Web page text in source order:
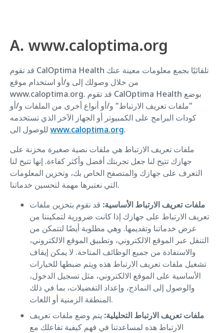
A. www.caloptima.org
قد تقوم CalOptima Health تلقائيًا بجمع معلومات معينة عنك
من خلال وصولك إلى و/أو استخدام موقع
www.caloptima.org. قد تقوم CalOptima Health بوضع
"ملفات تعريف الارتباط" و/أو أنواع أخرى من الملفات و/أو
كودات البرامج على الكمبيوتر أو الجهاز الآخر الذي تستخدمه
www.caloptima.org.
ملفات تعريف الارتباط هي ملفات نصية صغيرة مخزنة على
جهازك تتيح لنا جعل تجربتك أفضل وأكثر كفاءة. إنها تتيح لنا
التعرف على جهازك والمتصفح الخاص بك، وتخزين المعلومات
التي نعتبرها مهمة لتحسين خدماتنا.
ملفات تعريف الارتباط الأساسية: قد نقوم بتخزين ملفات
تعريف الارتباط على جهازك إذا كانت ضرورية لتمكيننا من
عرض خدماتنا وتقديمها. وهي مطلوبة أيضًا لتتمكن من
التنقل عبر الموقع الالكتروني، وتطبيق الموقع الالكتروني،
والاستفادة من جميع الوظائف المتاحة. لا يمكن إيقاف
تشغيل ملفات تعريف الارتباط هذه ويتم ضبطها للخيارات
الأساسية على الموقع الالكتروني، مثل تسجيل الدخول،
والوصول إلى النماذج، وإعداد التفضيلات، بما في ذلك
المنطقة الزمنية أو اللغات.
ملفات تعريف الارتباط التحليلية: يتم وضع ملفات تعريف
الارتباط هذه لمساعدتنا في فهم كيفية تفاعلك مع